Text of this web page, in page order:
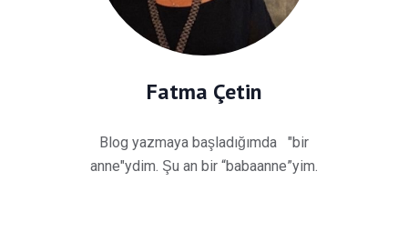
Fatma Çetin
Blog yazmaya başladığımda "bir
anne"ydim. Şu an bir “babaanne”yim.